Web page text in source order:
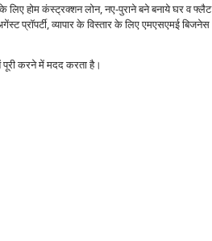
लिए होम कंस्ट्रक्शन लोन, नए-पुराने बने बनाये घर व फ्लैट
प्रॉपर्टी, व्यापार के विस्तार के लिए एमएसएमई बिजनेस
करने में मदद करता है।